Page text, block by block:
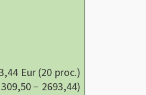
Eur (20 proc.)
− 2693,44)